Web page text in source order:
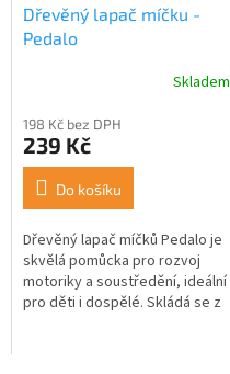
Dřevěný lapač míčku -
Pedalo
Skladem
198 Kč bez DPH
239 Kč
Do košíku
Dřevěný lapač míčků Pedalo je
skvělá pomůcka pro rozvoj
motoriky a soustředění, ideální
pro děti i dospělé. Skládá se z